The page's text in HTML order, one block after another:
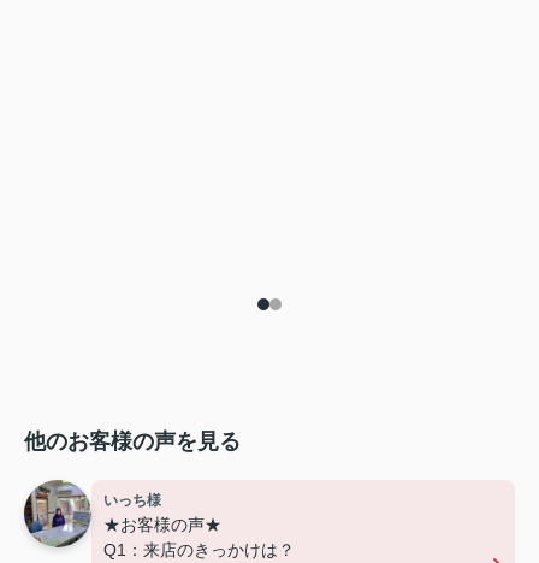
他のお客様の声を見る
いっち様
★お客様の声★
Q1：来店のきっかけは？